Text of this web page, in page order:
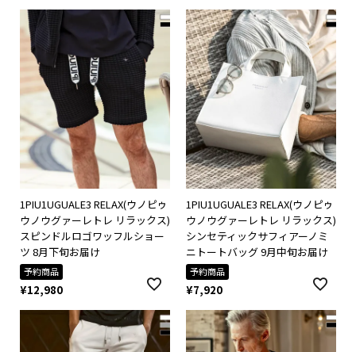
1PIU1UGUALE3 RELAX(ウノピゥ
ウノウグァーレトレ リラックス)
スピンドルロゴワッフルショー
ツ 8月下旬お届け
予約商品
¥12,980
1PIU1UGUALE3 RELAX(ウノピゥ
ウノウグァーレトレ リラックス)
シンセティックサフィアーノミ
ニトートバッグ 9月中旬お届け
予約商品
¥7,920